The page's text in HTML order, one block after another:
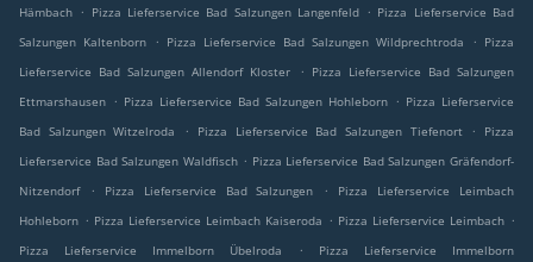
Hämbach . Pizza Lieferservice Bad Salzungen Langenfeld . Pizza Lieferservice Bad
Salzungen Kaltenborn
. Pizza Lieferservice Bad Salzungen Wildprechtroda . Pizza
Lieferservice Bad Salzungen Allendorf Kloster
. Pizza Lieferservice Bad Salzungen
Ettmarshausen . Pizza Lieferservice Bad Salzungen Hohleborn . Pizza Lieferservice
Bad Salzungen Witzelroda
. Pizza Lieferservice Bad Salzungen Tiefenort .
Pizza
Lieferservice Bad Salzungen Waldfisch . Pizza Lieferservice Bad Salzungen Gräfendorf-
Nitzendorf
. Pizza Lieferservice Bad Salzungen .
Pizza Lieferservice Leimbach
Hohleborn . Pizza Lieferservice Leimbach Kaiseroda . Pizza Lieferservice Leimbach .
Pizza Lieferservice Immelborn Übelroda
.
Pizza Lieferservice Immelborn